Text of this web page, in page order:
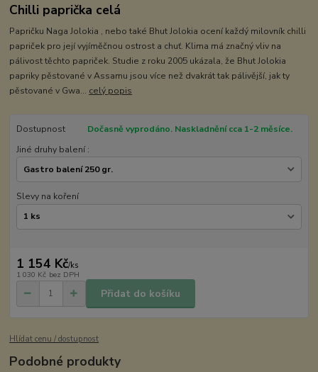
Chilli paprička celá
Papričku Naga Jolokia , nebo také Bhut Jolokia ocení každý milovník chilli
papriček pro její vyjíměčnou ostrost a chuť. Klima má značný vliv na
pálivost těchto papriček. Studie z roku 2005 ukázala, že Bhut Jolokia
papriky pěstované v Assamu jsou více než dvakrát tak pálivější, jak ty
pěstované v Gwa... celý popis
Dostupnost
Dočasně vyprodáno. Naskladnění cca 1-2 měsíce.
Jiné druhy balení :
Slevy na koření
1 154 Kč/ks
1 030 Kč bez DPH
Přidat do košíku
Hlídat cenu / dostupnost
Podobné produkty